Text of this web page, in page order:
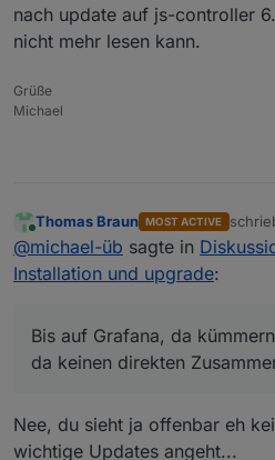
nach update auf js-controller
nicht mehr lesen kann.
Grüße
Michael
Online
Thomas Braun MOST ACTIVE
@michael-üb sagte in
Installation und upgrade:
Bis auf Grafana, da
da keinen direkten
Nee, du sieht ja offenbar eh
wichtige Updates angeht...